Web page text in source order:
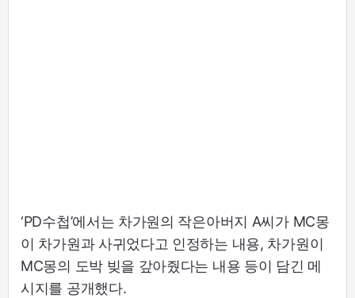
‘PD수첩’에서는 차가원의 작은아버지 A씨가 MC몽
이 차가원과 사귀었다고 인정하는 내용, 차가원이
MC몽의 도박 빚을 갚아줬다는 내용 등이 담긴 메
시지를 공개했다.